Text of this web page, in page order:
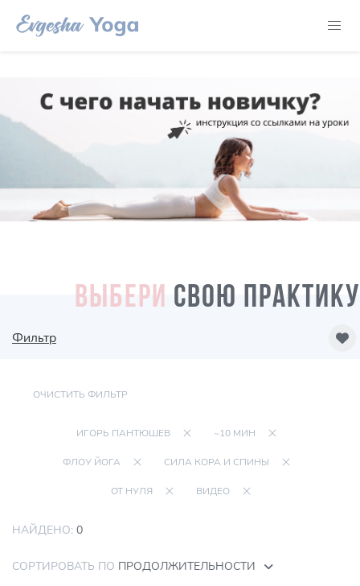
ВЫБЕРИ СВОЮ ПРАКТИКУ
Фильтр
ОЧИСТИТЬ ФИЛЬТР
ИГОРЬ ПАНТЮШЕВ ~10 МИН
ФЛОУ ЙОГА СИЛА КОРА И СПИНЫ
ОТ НУЛЯ ВИДЕО
НАЙДЕНО: 0
СОРТИРОВАТЬ ПО ПРОДОЛЖИТЕЛЬНОСТИ